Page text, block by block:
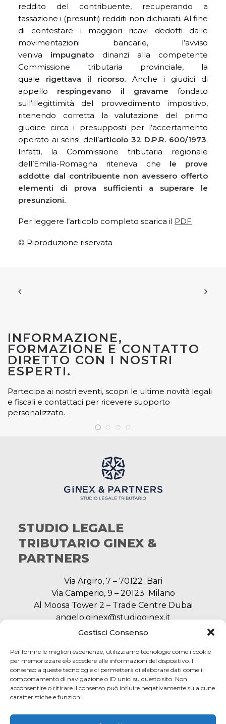
Gestisci Consenso
Per fornire le migliori esperienze, utilizziamo tecnologie come i cookie
per memorizzare e/o accedere alle informazioni del dispositivo. Il
consenso a queste tecnologie ci permetterà di elaborare dati come il
comportamento di navigazione o ID unici su questo sito. Non
acconsentire o ritirare il consenso può influire negativamente su alcune
caratteristiche e funzioni.
reddito del contribuente, recuperando a
tassazione i (presunti) redditi non dichiarati. Al fine
di contestare i maggiori ricavi dedotti dalle
movimentazioni bancarie, l’avviso
veniva impugnato dinanzi alla competente
Commissione tributaria provinciale, la
quale rigettava il ricorso. Anche i giudici di
appello respingevano il gravame fondato
sull’illegittimità del provvedimento impositivo,
ritenendo corretta la valutazione del primo
giudice circa i presupposti per l’accertamento
operato ai sensi dell’articolo 32 D.P.R. 600/1973.
Infatti, la Commissione tributaria regionale
dell’Emilia-Romagna riteneva che le prove
addotte dal contribuente non avessero offerto
elementi di prova sufficienti a superare le
presunzioni.
Per leggere l’articolo completo scarica il PDF
© Riproduzione riservata
INFORMAZIONE,
FORMAZIONE E CONTATTO
DIRETTO CON I NOSTRI
ESPERTI.
Partecipa ai nostri eventi, scopri le ultime novità legali
e fiscali e contattaci per ricevere supporto
personalizzato.
STUDIO LEGALE
TRIBUTARIO GINEX &
PARTNERS
Via Argiro, 7 – 70122 Bari
Via Camperio, 9 – 20123 Milano
Al Moosa Tower 2 – Trade Centre Dubai
angelo.ginex@studioginex.it
segreteria@studioginex.it
NAVIGAZIONE